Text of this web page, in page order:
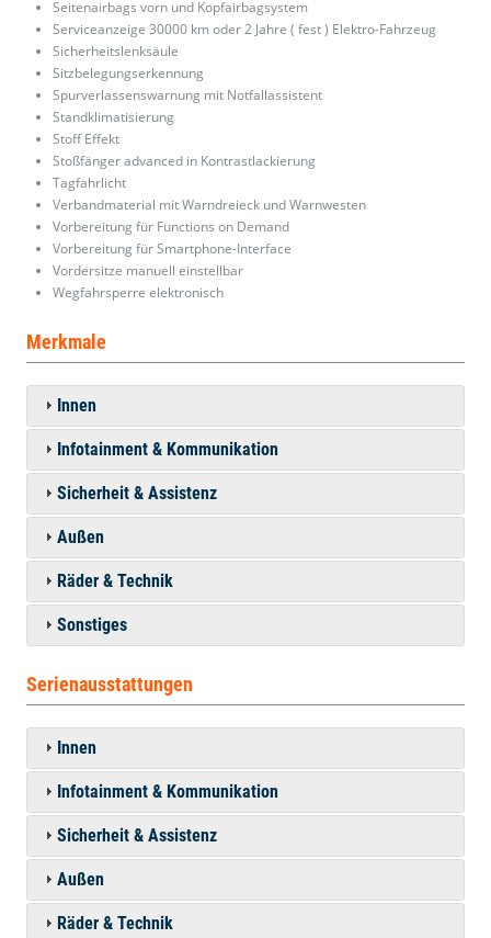
Seitenairbags vorn und Kopfairbagsystem
Serviceanzeige 30000 km oder 2 Jahre ( fest ) Elektro-Fahrzeug
Sicherheitslenksäule
Sitzbelegungserkennung
Spurverlassenswarnung mit Notfallassistent
Standklimatisierung
Stoff Effekt
Stoßfänger advanced in Kontrastlackierung
Tagfahrlicht
Verbandmaterial mit Warndreieck und Warnwesten
Vorbereitung für Functions on Demand
Vorbereitung für Smartphone-Interface
Vordersitze manuell einstellbar
Wegfahrsperre elektronisch
Merkmale
Innen
Infotainment & Kommunikation
Sicherheit & Assistenz
Außen
Räder & Technik
Sonstiges
Serienausstattungen
Innen
Infotainment & Kommunikation
Sicherheit & Assistenz
Außen
Räder & Technik